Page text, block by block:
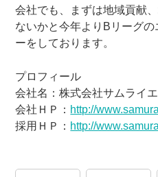
会社でも、まずは地域貢献
ないかと今年よりBリーグ
ーをしております。
プロフィール
会社名：株式会社サムライ
会社ＨＰ： http://
採用ＨＰ： http://